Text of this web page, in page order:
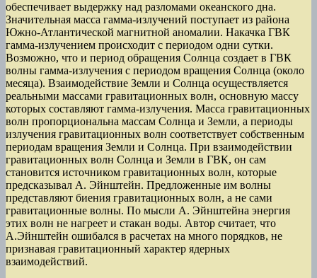
обеспечивает выдержку над разломами океанского дна.
Значительная масса гамма-излучений поступает из района
Южно-Атлантической магнитной аномалии. Накачка ГВК
гамма-излучением происходит с периодом одни сутки.
Возможно, что и период обращения Солнца создает в ГВК
волны гамма-излучения с периодом вращения Солнца (около
месяца). Взаимодействие Земли и Солнца осуществляется
реальными массами гравитационных волн, основную массу
которых составляют гамма-излучения. Масса гравитационных
волн пропорциональна массам Солнца и Земли, а периоды
излучения гравитационных волн соответствует собственным
периодам вращения Земли и Солнца. При взаимодействии
гравитационных волн Солнца и Земли в ГВК, он сам
становится источником гравитационных волн, которые
предсказывал А. Эйнштейн. Предложенные им волны
представляют биения гравитационных волн, а не сами
гравитационные волны. По мысли А. Эйнштейна энергия
этих волн не нагреет и стакан воды. Автор считает, что
А.Эйнштейн ошибался в расчетах на много порядков, не
признавая гравитационный характер ядерных
взаимодействий.